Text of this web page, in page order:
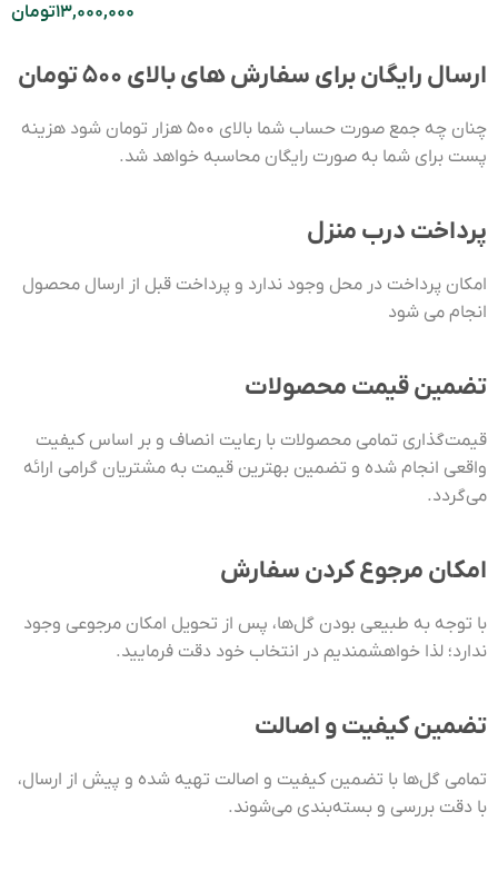
۱۳,۰۰۰,۰۰۰تومان
ارسال رایگان برای سفارش های بالای ۵۰۰ تومان
چنان چه جمع صورت حساب شما بالای ۵۰۰ هزار تومان شود هزینه
پست برای شما به صورت رایگان محاسبه خواهد شد.
پرداخت درب منزل
امکان پرداخت در محل وجود ندارد و پرداخت قبل از ارسال محصول
انجام می شود
تضمین قیمت محصولات
قیمت‌گذاری تمامی محصولات با رعایت انصاف و بر اساس کیفیت
واقعی انجام شده و تضمین بهترین قیمت به مشتریان گرامی ارائه
می‌گردد.
امکان مرجوع کردن سفارش
با توجه به طبیعی بودن گل‌ها، پس از تحویل امکان مرجوعی وجود
ندارد؛ لذا خواهشمندیم در انتخاب خود دقت فرمایید.
تضمین کیفیت و اصالت
تمامی گل‌ها با تضمین کیفیت و اصالت تهیه شده و پیش از ارسال،
با دقت بررسی و بسته‌بندی می‌شوند.